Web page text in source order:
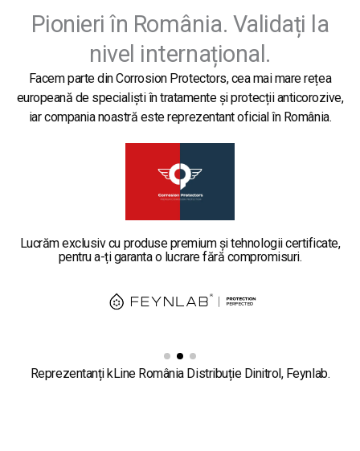
Pionieri în România. Validați la
nivel internațional.
Facem parte din Corrosion Protectors, cea mai mare rețea
europeană de specialiști în tratamente și protecții anticorozive,
iar compania noastră este reprezentant oficial în România.
Lucrăm exclusiv cu produse premium și tehnologii certificate,
pentru a-ți garanta o lucrare fără compromisuri.
Reprezentanți kLine România Distribuție Dinitrol, Feynlab.